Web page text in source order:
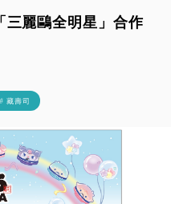
三麗鷗全明星」合作
# 藏壽司